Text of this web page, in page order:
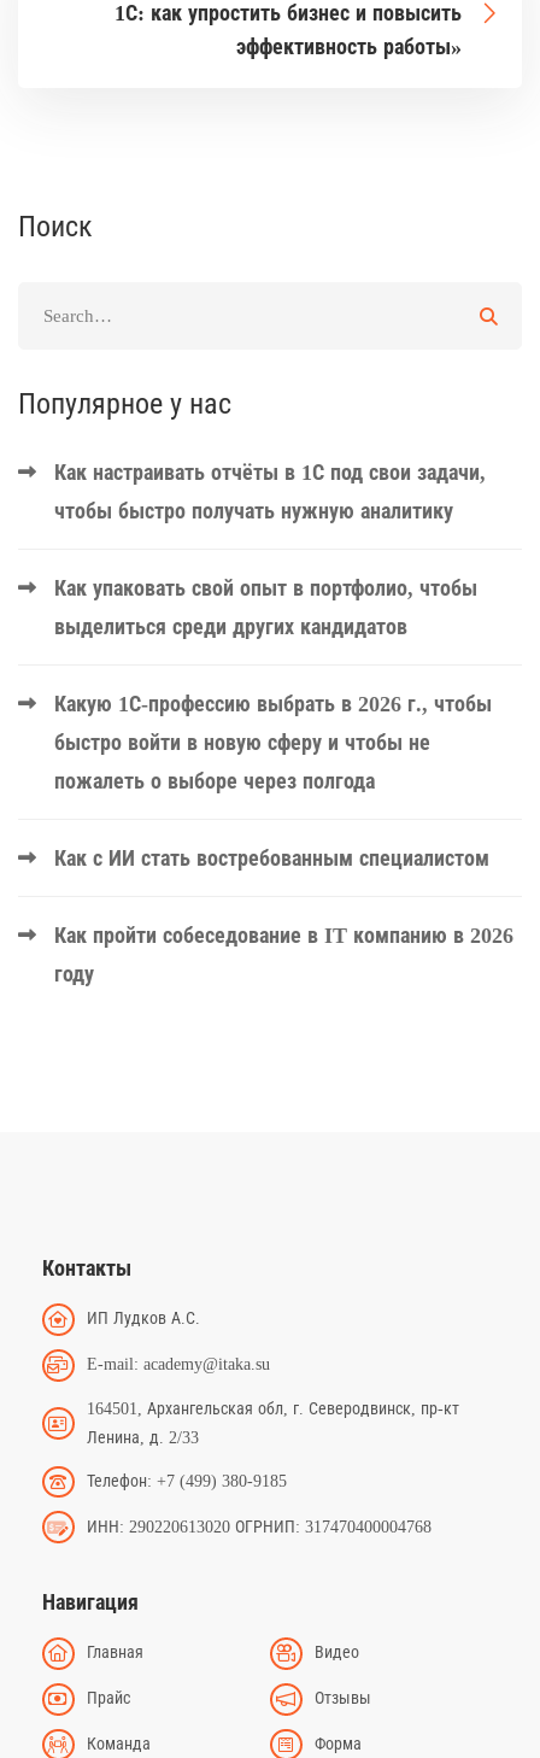
1С: как упростить бизнес и повысить
эффективность работы»
Поиск
Популярное у нас
Как настраивать отчёты в 1С под свои задачи,
чтобы быстро получать нужную аналитику
Как упаковать свой опыт в портфолио, чтобы
выделиться среди других кандидатов
Какую 1С-профессию выбрать в 2026 г., чтобы
быстро войти в новую сферу и чтобы не
пожалеть о выборе через полгода
Как с ИИ стать востребованным специалистом
Как пройти собеседование в IT компанию в 2026
году
Контакты
ИП Лудков А.С.
E-mail: academy@itaka.su
164501, Архангельская обл, г. Северодвинск, пр-кт
Ленина, д. 2/33
Телефон: +7 (499) 380-9185
ИНН: 290220613020 ОГРНИП: 317470400004768
Навигация
Главная Видео
Прайс Отзывы
Команда Форма